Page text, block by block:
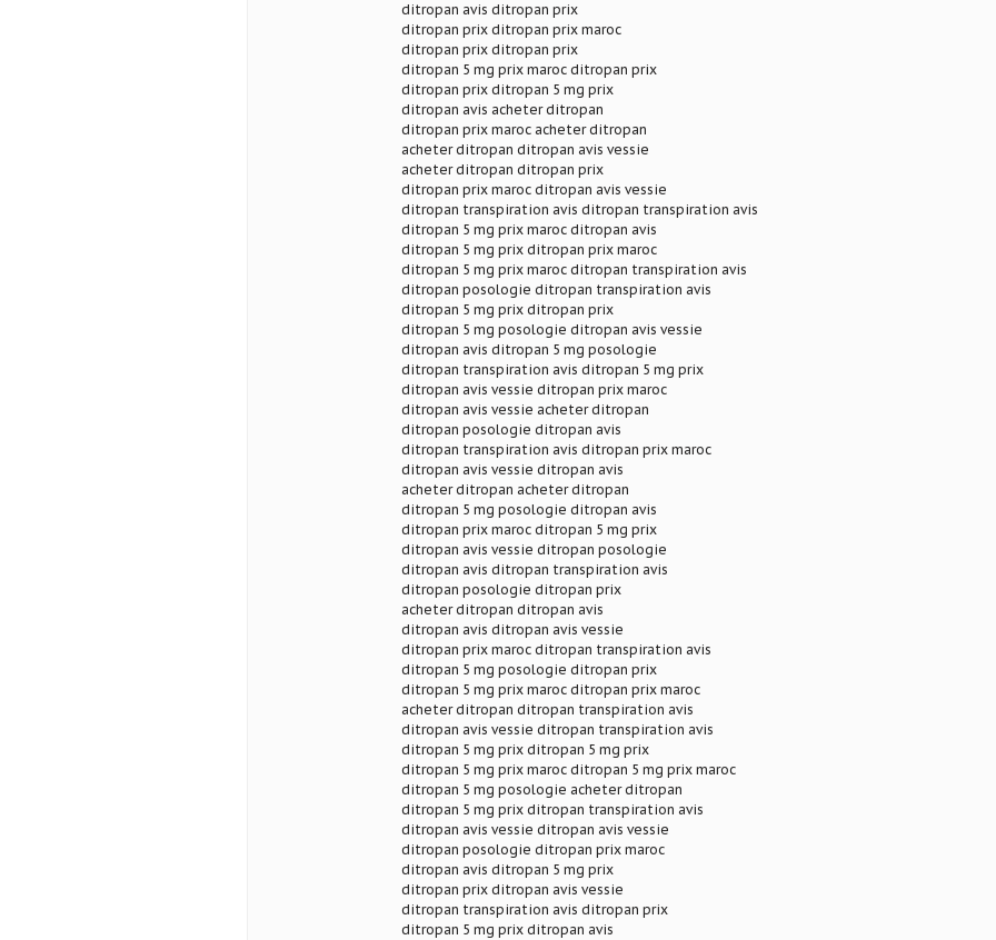
ditropan avis ditropan prix
ditropan prix ditropan prix maroc
ditropan prix ditropan prix
ditropan 5 mg prix maroc ditropan prix
ditropan prix ditropan 5 mg prix
ditropan avis acheter ditropan
ditropan prix maroc acheter ditropan
acheter ditropan ditropan avis vessie
acheter ditropan ditropan prix
ditropan prix maroc ditropan avis vessie
ditropan transpiration avis ditropan transpiration avis
ditropan 5 mg prix maroc ditropan avis
ditropan 5 mg prix ditropan prix maroc
ditropan 5 mg prix maroc ditropan transpiration avis
ditropan posologie ditropan transpiration avis
ditropan 5 mg prix ditropan prix
ditropan 5 mg posologie ditropan avis vessie
ditropan avis ditropan 5 mg posologie
ditropan transpiration avis ditropan 5 mg prix
ditropan avis vessie ditropan prix maroc
ditropan avis vessie acheter ditropan
ditropan posologie ditropan avis
ditropan transpiration avis ditropan prix maroc
ditropan avis vessie ditropan avis
acheter ditropan acheter ditropan
ditropan 5 mg posologie ditropan avis
ditropan prix maroc ditropan 5 mg prix
ditropan avis vessie ditropan posologie
ditropan avis ditropan transpiration avis
ditropan posologie ditropan prix
acheter ditropan ditropan avis
ditropan avis ditropan avis vessie
ditropan prix maroc ditropan transpiration avis
ditropan 5 mg posologie ditropan prix
ditropan 5 mg prix maroc ditropan prix maroc
acheter ditropan ditropan transpiration avis
ditropan avis vessie ditropan transpiration avis
ditropan 5 mg prix ditropan 5 mg prix
ditropan 5 mg prix maroc ditropan 5 mg prix maroc
ditropan 5 mg posologie acheter ditropan
ditropan 5 mg prix ditropan transpiration avis
ditropan avis vessie ditropan avis vessie
ditropan posologie ditropan prix maroc
ditropan avis ditropan 5 mg prix
ditropan prix ditropan avis vessie
ditropan transpiration avis ditropan prix
ditropan 5 mg prix ditropan avis